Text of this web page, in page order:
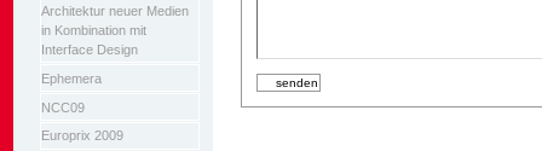
Architektur neuer Medien
in Kombination mit
Interface Design
Ephemera
NCC09
Europrix 2009